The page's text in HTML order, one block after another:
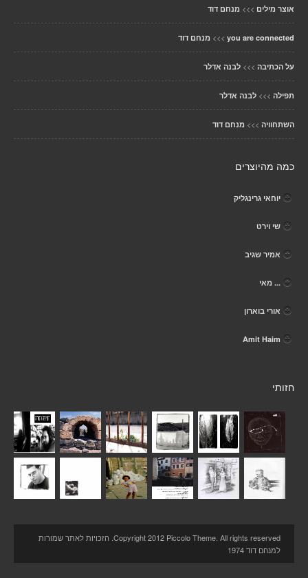
אוצר מילים >>> מנחם דוד
you are connected
>>> מנחם דוד
על הכתיבה >>> לבנה אדלר
תפילה >>> לבנה אדלר
השתחוויה >>> מנחם דוד
כמה מהיוצרים
יוחאי גרינגליק
שי וירט
אמיר שגיב
... מאי
אורי בוארון
Amit Haim
חזותי
Copyright 2012 Piccolo Theme. All rights reserved. הזכויות לאתר שמורות
למנחם דוד 1974